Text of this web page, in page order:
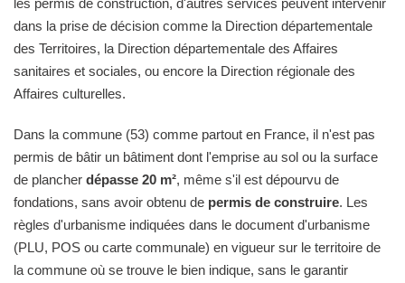
dans la prise de décision comme la Direction départementale
des Territoires, la Direction départementale des Affaires
sanitaires et sociales, ou encore la Direction régionale des
Affaires culturelles.
Dans la commune (53) comme partout en France, il n'est pas
permis de bâtir un bâtiment dont l'emprise au sol ou la surface
de plancher dépasse 20 m², même s'il est dépourvu de
fondations, sans avoir obtenu de permis de construire. Les
règles d'urbanisme indiquées dans le document d'urbanisme
(PLU, POS ou carte communale) en vigueur sur le territoire de
la commune où se trouve le bien indique, sans le garantir